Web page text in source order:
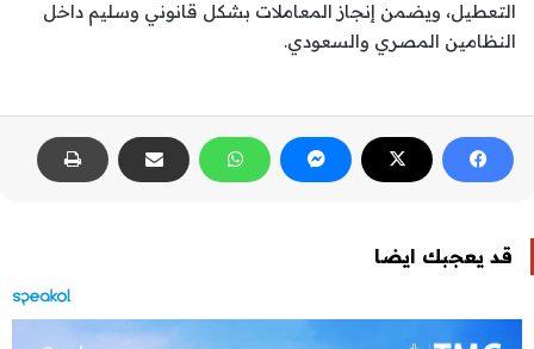
التعطيل، ويضمن إنجاز المعاملات بشكل قانوني وسليم داخل
النظامين المصري والسعودي.
قد يعجبك ايضا